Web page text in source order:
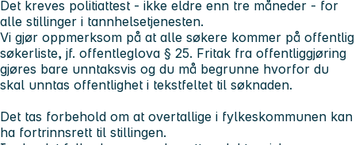
Det kreves politiattest - ikke eldre enn tre måneder - for
alle stillinger i tannhelsetjenesten.
Vi gjør oppmerksom på at alle søkere kommer på offentlig
søkerliste, jf. offentleglova § 25. Fritak fra offentliggjøring
gjøres bare unntaksvis og du må begrunne hvorfor du
skal unntas offentlighet i tekstfeltet til søknaden.
Det tas forbehold om at overtallige i fylkeskommunen kan
ha fortrinnsrett til stillingen.